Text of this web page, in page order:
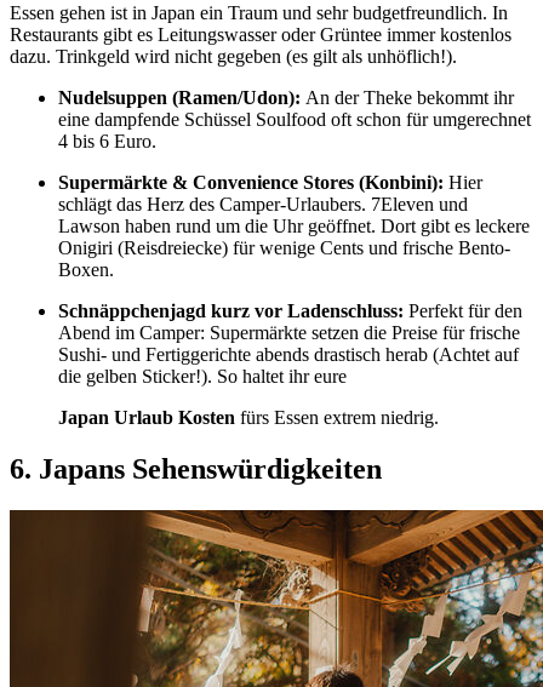
Essen gehen ist in Japan ein Traum und sehr budgetfreundlich. In
Restaurants gibt es Leitungswasser oder Grüntee immer kostenlos
dazu. Trinkgeld wird nicht gegeben (es gilt als unhöflich!).
Nudelsuppen (Ramen/Udon): An der Theke bekommt ihr
eine dampfende Schüssel Soulfood oft schon für umgerechnet
4 bis 6 Euro.
Supermärkte & Convenience Stores (Konbini): Hier
schlägt das Herz des Camper-Urlaubers. 7Eleven und
Lawson haben rund um die Uhr geöffnet. Dort gibt es leckere
Onigiri (Reisdreiecke) für wenige Cents und frische Bento-
Boxen.
Schnäppchenjagd kurz vor Ladenschluss: Perfekt für den
Abend im Camper: Supermärkte setzen die Preise für frische
Sushi- und Fertiggerichte abends drastisch herab (Achtet auf
die gelben Sticker!). So haltet ihr eure
Japan Urlaub Kosten fürs Essen extrem niedrig.
6. Japans Sehenswürdigkeiten